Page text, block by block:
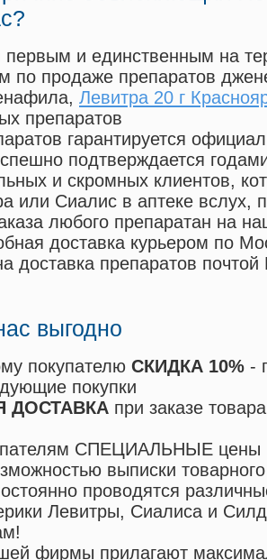
и единственным на
по продаже препаратов
, Левитра 20 г
препаратов
гарантируется
подтверждается
и скромных клиентов,
или Сиалис в аптеке вслух,
любого препаратан на
доставка курьером по
доставка препаратов
выгодно
покупателю СКИДКА 10% -
покупки
ДОСТАВКА при заказе
СПЕЦИАЛЬНЫЕ цены
выписки
проводятся
Левитры, Сиалиса и
фирмы прилагают